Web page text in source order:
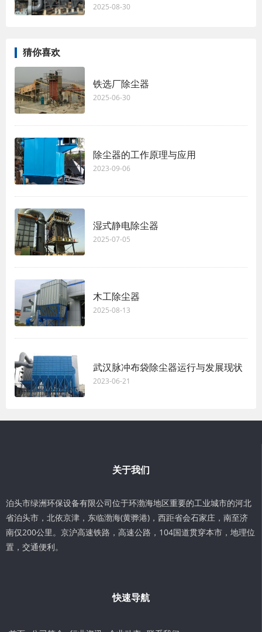
2025-08-30
猜你喜欢
铁选厂除尘器
2025-06-30
除尘器的工作原理与应用
2023-09-06
湿式静电除尘器
2025-07-05
木工除尘器
2025-08-13
武汉脉冲布袋除尘器运行与发展现状
2023-06-21
关于我们
泊头市绿洲环保设备有限公司位于环渤海地区重要的工业城市的河北
省泊头市，北依京津，东临渤海(黄骅港)，西距省会石家庄，南至济
南仅200公里。京沪高速铁路，高速公路，104国道贯穿本市，地理位
置，交通便利。
快速导航